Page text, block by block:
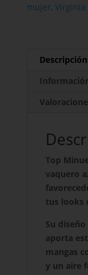
mujer, Virginia
Descripción
Top
vaquero
tus looks
Su
aporta
mangas
y un aire